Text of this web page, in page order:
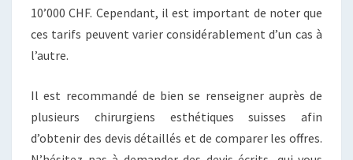
10’000 CHF. Cependant, il est important de noter que
ces tarifs peuvent varier considérablement d’un cas à
l’autre.
Il est recommandé de bien se renseigner auprès de
plusieurs chirurgiens esthétiques suisses afin
d’obtenir des devis détaillés et de comparer les offres.